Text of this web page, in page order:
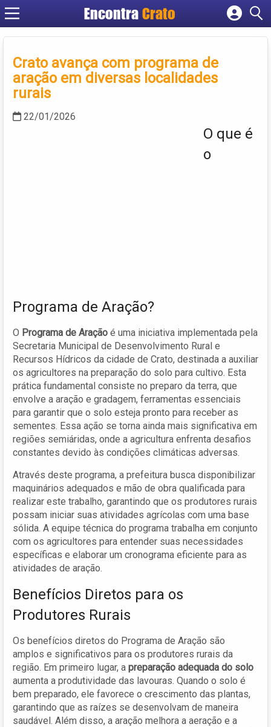
Encontra Crato
Cadastrar empresa
Criar conta
Crato avança com programa de
aração em diversas localidades
rurais
22/01/2026
O que é
o
Programa de Aração?
O Programa de Aração é uma iniciativa implementada pela
Secretaria Municipal de Desenvolvimento Rural e
Recursos Hídricos da cidade de Crato, destinada a auxiliar
os agricultores na preparação do solo para cultivo. Esta
prática fundamental consiste no preparo da terra, que
envolve a aração e gradagem, ferramentas essenciais
para garantir que o solo esteja pronto para receber as
sementes. Essa ação se torna ainda mais significativa em
regiões semiáridas, onde a agricultura enfrenta desafios
constantes devido às condições climáticas adversas.
Através deste programa, a prefeitura busca disponibilizar
maquinários adequados e mão de obra qualificada para
realizar este trabalho, garantindo que os produtores rurais
possam iniciar suas atividades agrícolas com uma base
sólida. A equipe técnica do programa trabalha em conjunto
com os agricultores para entender suas necessidades
específicas e elaborar um cronograma eficiente para as
atividades de aração.
Benefícios Diretos para os
Produtores Rurais
Os benefícios diretos do Programa de Aração são
amplos e significativos para os produtores rurais da
região. Em primeiro lugar, a preparação adequada do solo
aumenta a produtividade das lavouras. Quando o solo é
bem preparado, ele favorece o crescimento das plantas,
garantindo que as raízes se desenvolvam de maneira
saudável. Além disso, a aração melhora a aeração e a